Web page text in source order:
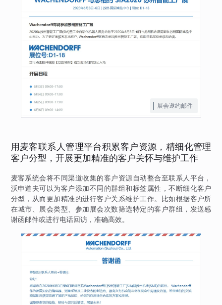
展会邀约邮件
用麦客联系人管理平台积累客户资源，精细化管理
客户分型，开展更加精准的客户关怀与维护工作
麦客系统会将不同渠道收集的客户资源自动整合至联系人平台，
沃申道夫可以为客户添加不同的群组和标签属性，不断细化客户
分型，从而更加精准的进行客户关系维护工作。比如根据客户所
在城市、展会类型、参加展会次数筛选特定的客户群组，发送感
谢函邮件或进行电话回访，准确高效。